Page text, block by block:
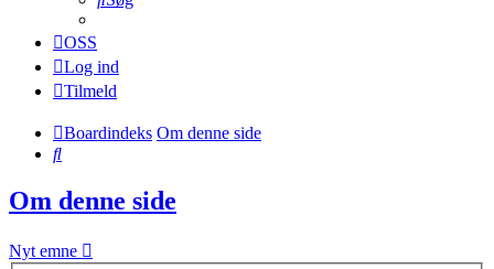
OSS
Log ind
Tilmeld
Boardindeks Om denne side
Søg
Om denne side
Nyt emne